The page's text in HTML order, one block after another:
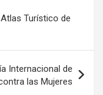
Turístico de
Internacional de
las Mujeres